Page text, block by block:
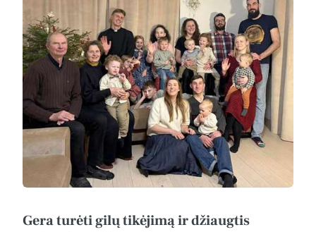
Gera turėti gilų tikėjimą ir džiaugtis